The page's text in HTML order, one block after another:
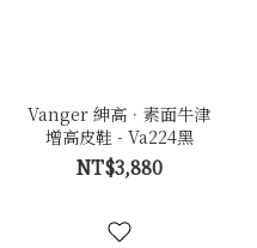
Vanger 紳高．素面牛津
增高皮鞋 - Va224黑
NT$3,880